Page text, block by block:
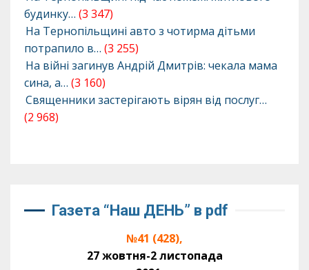
будинку… (3 347)
На Тернопільщині авто з чотирма дітьми
потрапило в… (3 255)
На війні загинув Андрій Дмитрів: чекала мама
сина, а… (3 160)
Священники застерігають вірян від послуг…
(2 968)
Газета “Наш ДЕНЬ” в pdf
№41 (428),
27 жовтня-2 листопада